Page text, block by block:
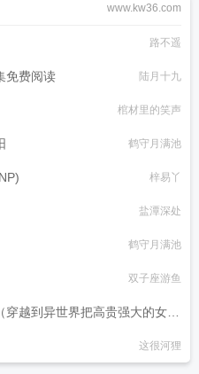
www.kw36.com
路不遥
免费阅读 陆月十九
棺材里的笑声
鹤守月满池
梓易丫
盐潭深处
鹤守月满池
双子座游鱼
越到异世界把高贵强大的女性
dark
这很河狸